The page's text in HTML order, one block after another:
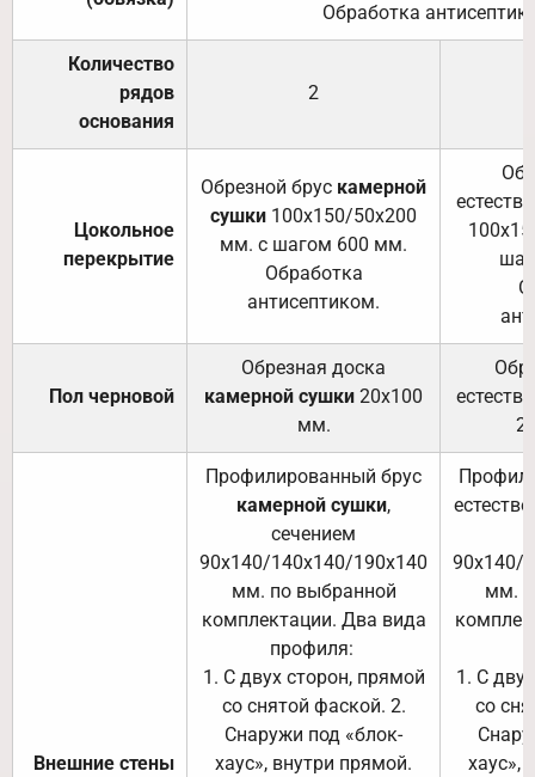
Обработка
Количество
рядов
основания
2
Цокольное
перекрытие
Обрезной брус камерной
сушки 100х150/50х200
мм. с шагом 600 мм.
Обработка
антисептиком.
Пол черновой
Обрезная доска
камерной сушки 20х100
мм.
Внешние стены
Профилированный брус
камерной сушки,
сечением
90х140/140х140/190х140
мм. по выбранной
комплектации. Два вида
профиля:
1. С двух сторон, прямой
со снятой фаской. 2.
Снаружи под «блок-
хаус», внутри прямой.
90х140/
мм.
1. С
со
хаус»,